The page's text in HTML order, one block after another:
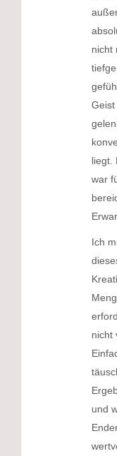
nicht
liegt.
war
Ich
nicht
und